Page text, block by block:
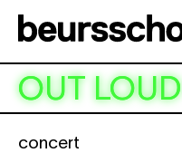
OUT LOUD
concert